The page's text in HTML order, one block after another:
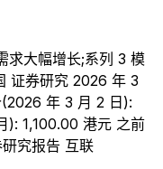
大幅增长;系列 3 模
证券研究 2026 年 3
年 3 月 2 日):
1,100.00 港元 之前
究报告 互联